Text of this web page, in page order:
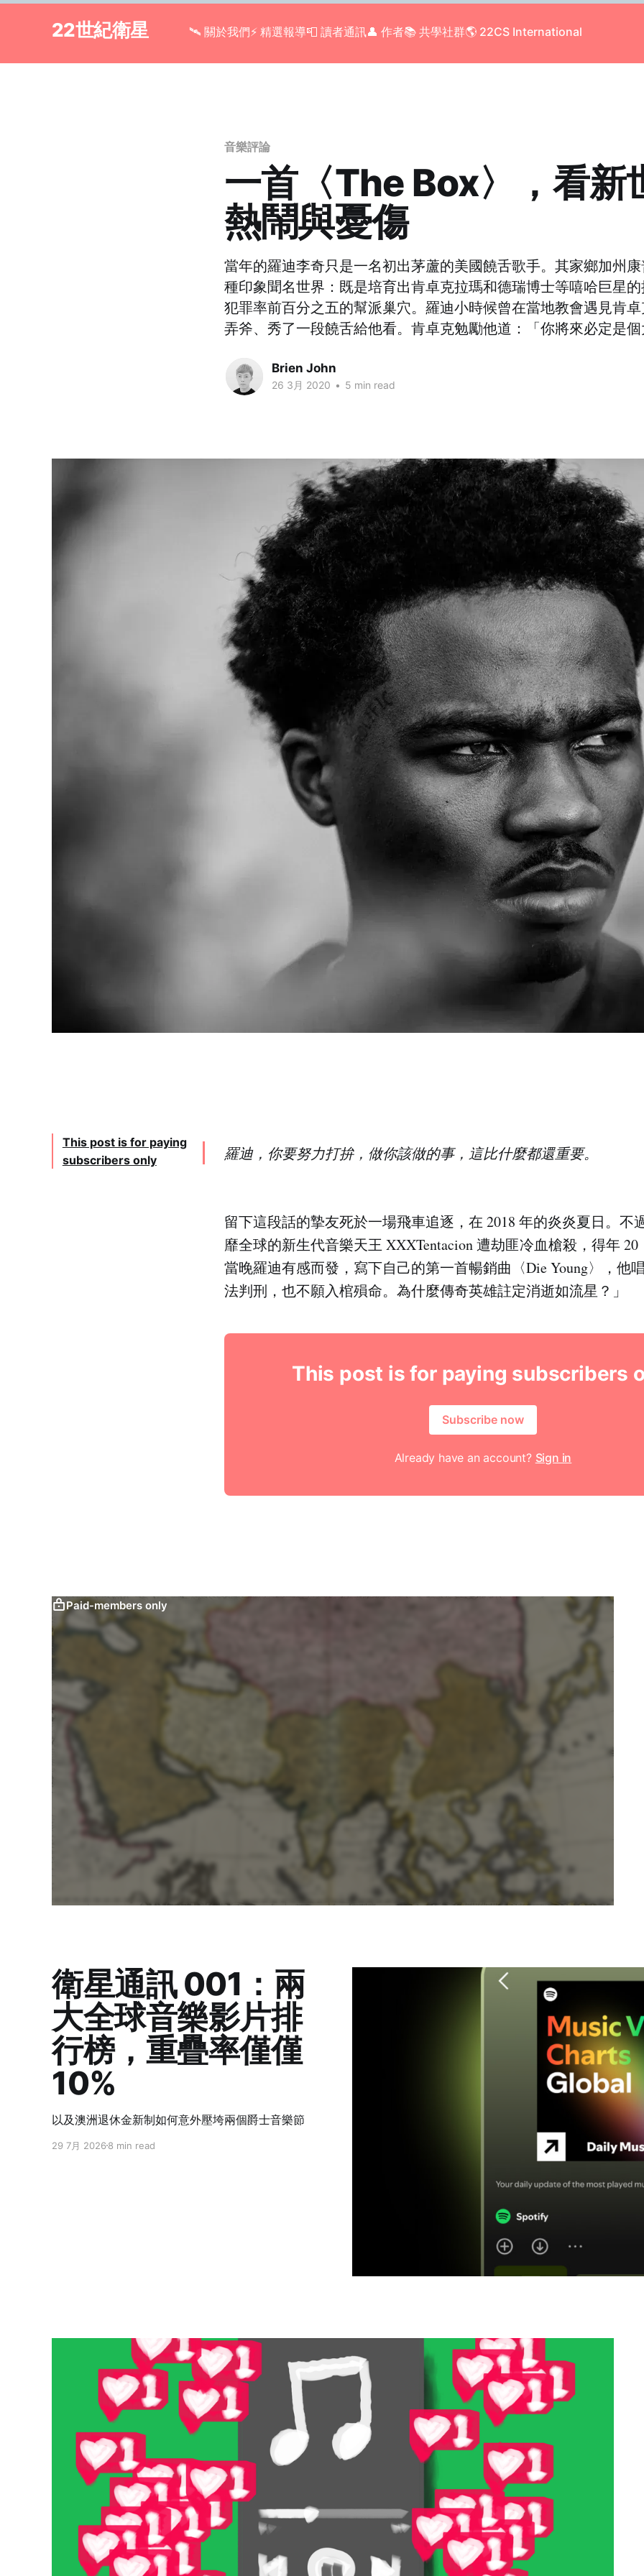
22世紀衛星 🛰 關於我們⚡ 精選報導📮 讀者通訊👤 作者📚 共學社群🌎 22CS International
音樂評論
一首〈The Box〉，看新
熱鬧與憂傷
當年的羅迪李奇只是一名初出茅蘆的美國饒舌歌手。其家鄉加州
種印象聞名世界：既是培育出肯卓克拉瑪和德瑞博士等嘻哈巨星
犯罪率前百分之五的幫派巢穴。羅迪小時候曾在當地教會遇見肯
弄斧、秀了一段饒舌給他看。肯卓克勉勵他道：「你將來必定是
Brien John
26 3月 2020 • 5 min read
This post is for paying
subscribers only
羅迪，你要努力打拚，做你該做的事，這比什麼都還重要。
留下這段話的摯友死於一場飛車追逐，在 2018 年的炎炎夏日。不
靡全球的新生代音樂天王 XXXTentacion 遭劫匪冷血槍殺，得年
當晚羅迪有感而發，寫下自己的第一首暢銷曲〈Die Young〉，他
法判刑，也不願入棺殞命。為什麼傳奇英雄註定消逝如流星？」
This post is for paying subscribers
Subscribe now
Already have an account? Sign in
Paid-members only
衛星通訊 001：兩
大全球音樂影片排
行榜，重疊率僅僅
10%
以及澳洲退休金新制如何意外壓垮兩個爵士音樂節
29 7月 2026 8 min read